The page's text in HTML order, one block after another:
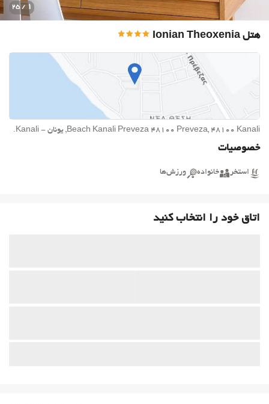
هتل Ionian Theoxenia
1
/ 25
Beach Kanali Preveza 48100 Preveza, 48100 Kanali, یونان - Kanali.
خصوصیات
استخر خانواده ورزش‌ها
اتاق خود را انتخاب کنید